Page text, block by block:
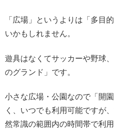
「広場」というよりは「多目
いかもしれません。
遊具はなくてサッカーや野球
のグランド」です。
小さな広場・公園なので「開
く、いつでも利用可能ですが
然常識の範囲内の時間帯で利用